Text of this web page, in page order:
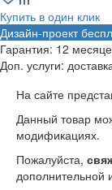
Купить в один клик
Дизайн-проект
Гарантия: 12
Доп. услуги:
На сайте
Данный товар
модификациях.
Пожалуйста,